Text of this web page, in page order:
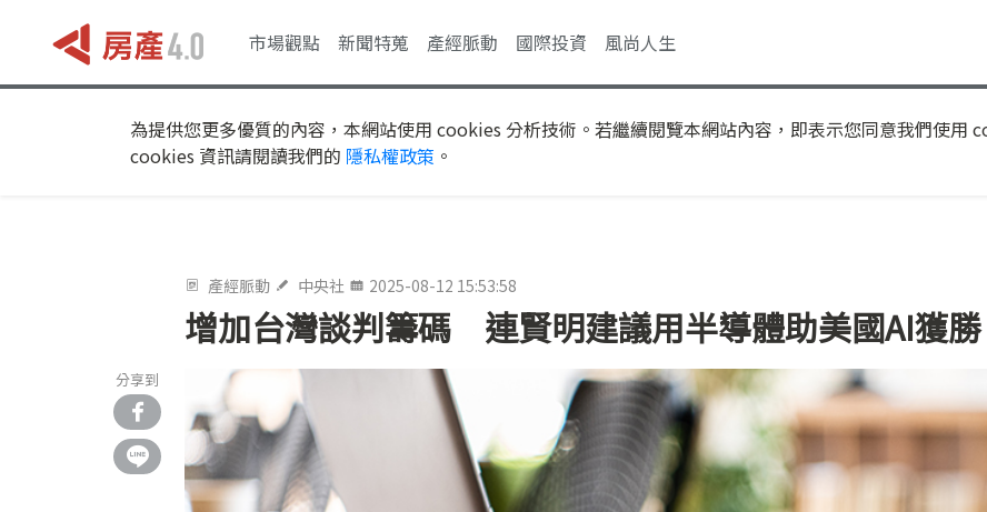
市場觀點 新聞特蒐 產經脈動 國際投資 風尚人生
為提供您更多優質的內容，本網站使用 cookies 分析技術。若繼續閱覽本網站內容，即表示您同意我們使用
cookies 資訊請閱讀我們的 隱私權政策 。
產經脈動 中央社 2025-08-12 15:53:58
增加台灣談判籌碼 連賢明建議用半導體助美國AI獲勝
分享到